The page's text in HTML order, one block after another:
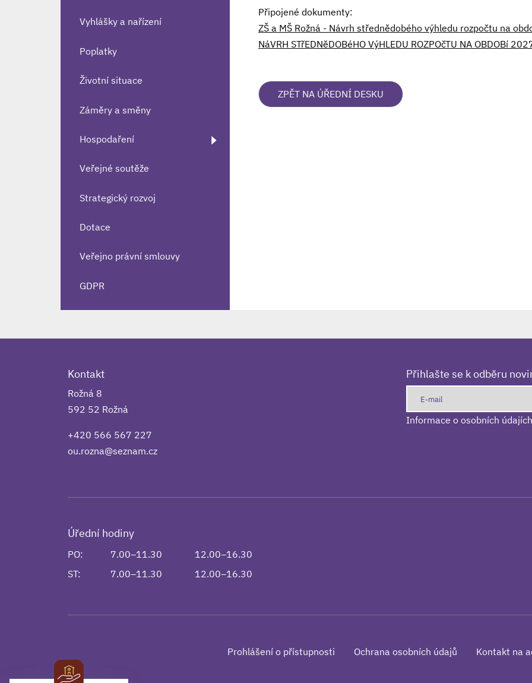
Připojené dokumenty:
ZŠ a MŠ Rožná - Návrh střednědobého výhledu rozpočtu na
NáVRH STřEDNěDOBéHO VýHLEDU ROZPOčTU NA OBDOBí
ZPĚT NA ÚŘEDNÍ DESKU
Vyhlášky a nařízení
Poplatky
Životní situace
Záměry a směny
Hospodaření
Veřejné soutěže
Strategický rozvoj
Dotace
Veřejno právní smlouvy
GDPR
Kontakt
Rožná 8
592 52 Rožná
+420 566 567 227
ou.rozna@seznam.cz
Přihlašte se k odběru
Informace o osobních údajích
Úřední hodiny
PO: 7.00–11.30
12.00–16.30
ST:
7.00–11.30 12.00–16.30
Prohlášení o přístupnosti Ochrana osobních údajů Kontakt na